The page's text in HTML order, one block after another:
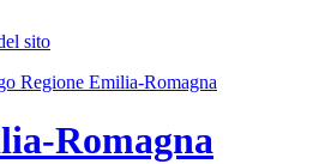
sito
Romagna